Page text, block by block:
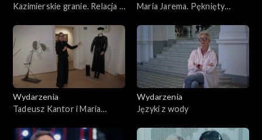
Kazimierskie granie. Relacja z
Śpiewaków Ludowych
Maria Jarema. Pęknięty
Wydarzenia
Tadeusz Kantor i Maria
Wydarzenia
Języki z wody